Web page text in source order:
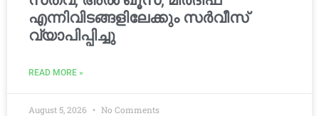
എന്നിവിടങ്ങളിലേക്കും സർവീസ്
വ്യാപിപ്പിച്ചു
READ MORE »
August 5, 2026 No Comments